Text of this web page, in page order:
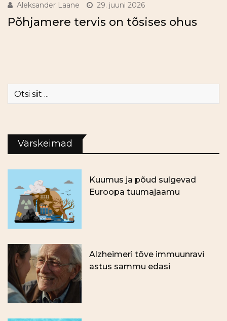
Aleksander Laane 29. juuni 2026
Põhjamere tervis on tõsises ohus
Värskeimad
Kuumus ja põud sulgevad
Euroopa tuumajaamu
Alzheimeri tõve immuunravi
astus sammu edasi